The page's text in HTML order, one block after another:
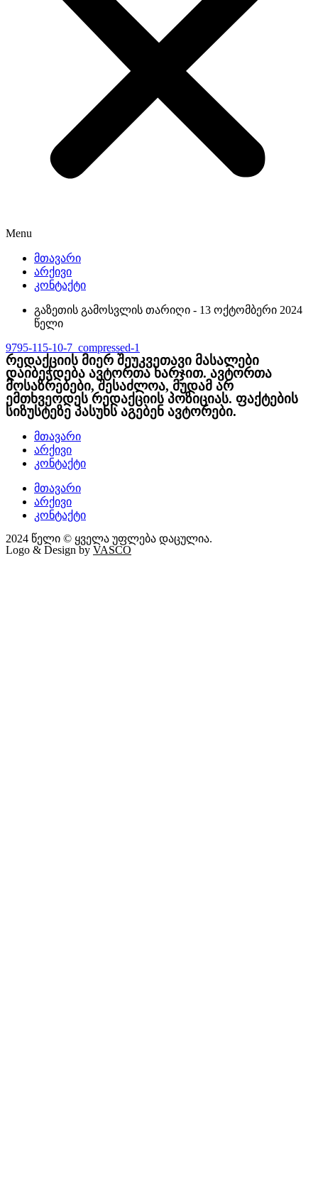
Menu
მთავარი
არქივი
კონტაქტი
გაზეთის გამოსვლის თარიღი - 13 ოქტომბერი 2024
წელი
9795-115-10-7_compressed-1
რედაქციის მიერ შეუკვეთავი მასალები
დაიბეჭდება ავტორთა ხარჯით. ავტორთა
მოსაზრებები, შესაძლოა, მუდამ არ
ემთხვეოდეს რედაქციის პოზიციას. ფაქტების
სიზუსტეზე პასუხს აგებენ ავტორები.
მთავარი
არქივი
კონტაქტი
მთავარი
არქივი
კონტაქტი
2024 წელი © ყველა უფლება დაცულია.
Logo & Design by VASCO